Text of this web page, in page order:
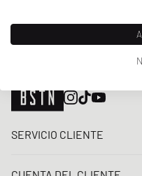
SERVICIO CLIENTE